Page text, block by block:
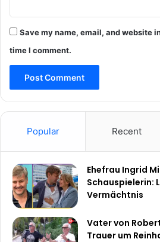
Save my name, email, and website
time I comment.
Popular Recent
Ehefrau Ingrid
Schauspielerin:
Vermächtnis
Vater von
Trauer um